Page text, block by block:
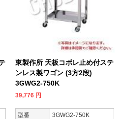
東製作所 天板コボレ止め付ステ
ンレス製ワゴン (3方2段)
3GWG2-750K
39,776 円
型番
3GWG2-750K